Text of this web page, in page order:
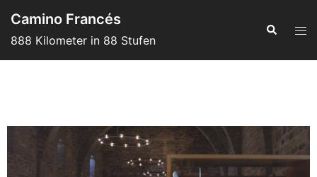
Camino Francés
888 Kilometer in 88 Stufen